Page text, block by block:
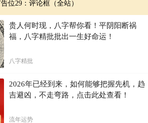
位29：评论框（全站）
贵人何时现，八字帮你看！平阴阳断祸
福，八字精批批出一生好命运！
八字精批
2026年已经到来，如何能够把握先机，趋
吉避凶，不走弯路，点击此处查看！
流年运势